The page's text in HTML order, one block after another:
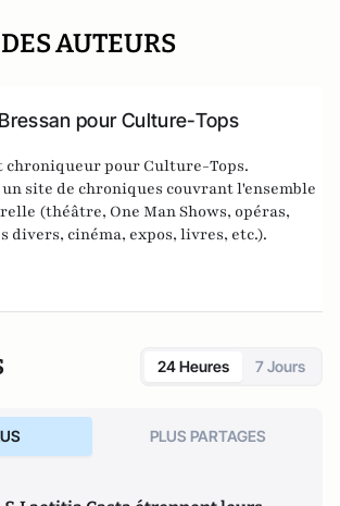
AUTEURS
pour Culture-Tops
chroniqueur pour Culture-Tops.
un site de chroniques couvrant l'ensemble
(théâtre, One Man Shows, opéras,
divers, cinéma, expos, livres, etc.).
24 Heures 7 Jours
PLUS PARTAGES